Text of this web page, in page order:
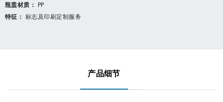
瓶盖材质： PP
特征： 标志及印刷定制服务
产品细节